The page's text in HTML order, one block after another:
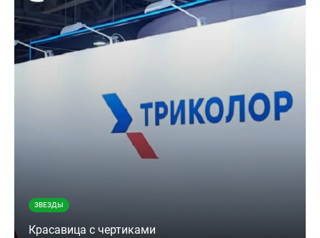
ЗВЕЗДЫ
Красавица с чертиками